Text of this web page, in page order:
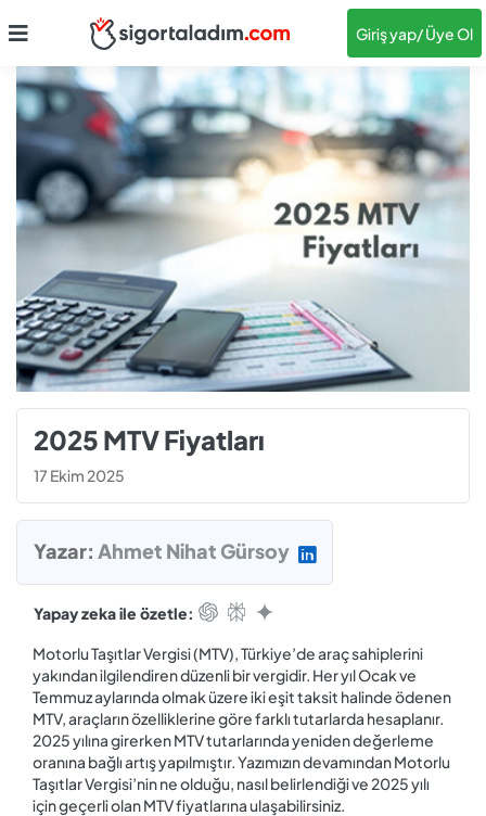
Giriş yap/ Üye Ol
2025 MTV Fiyatları
17 Ekim 2025
Yazar: Ahmet Nihat Gürsoy
Yapay zeka ile özetle:
Motorlu Taşıtlar Vergisi (MTV), Türkiye’de araç sahiplerini
yakından ilgilendiren düzenli bir vergidir. Her yıl Ocak ve
Temmuz aylarında olmak üzere iki eşit taksit halinde ödenen
MTV, araçların özelliklerine göre farklı tutarlarda hesaplanır.
2025 yılına girerken MTV tutarlarında yeniden değerleme
oranına bağlı artış yapılmıştır. Yazımızın devamından Motorlu
Taşıtlar Vergisi’nin ne olduğu, nasıl belirlendiği ve 2025 yılı
için geçerli olan MTV fiyatlarına ulaşabilirsiniz.